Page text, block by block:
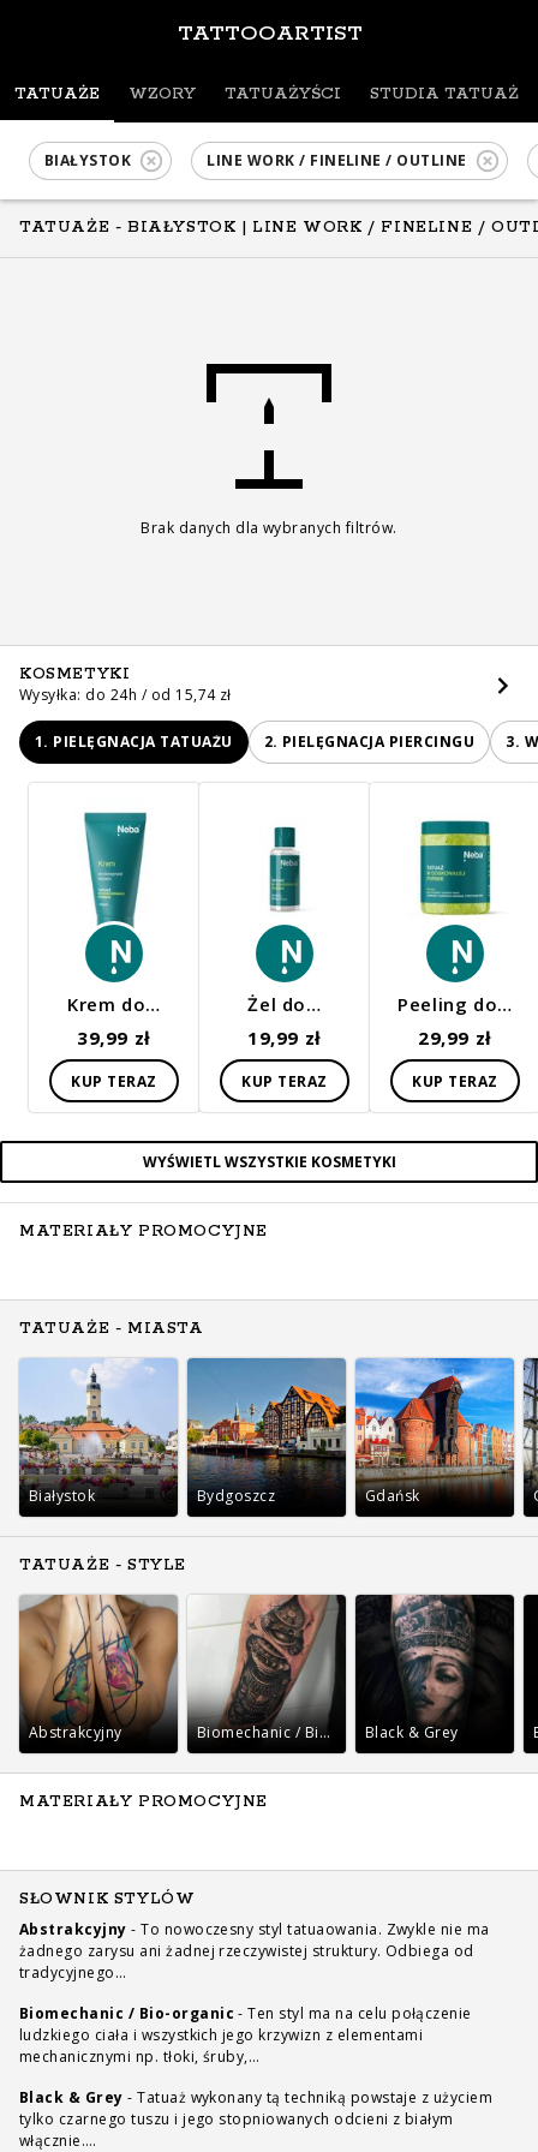
TATTOOARTIST
TATUAŻE WZORY TATUAŻYŚCI STUDIA TATUAŻU
BIAŁYSTOK LINE WORK / FINELINE / OUTLINE
TATUAŻE - BIAŁYSTOK | LINE WORK / FINELINE /
Brak danych dla wybranych filtrów.
KOSMETYKI
Wysyłka: do 24h / od 15,74 zł
1. PIELĘGNACJA TATUAŻU 2. PIELĘGNACJA PIERCINGU 3.
Krem do…
39,99 zł
KUP TERAZ
Żel do…
19,99 zł
KUP TERAZ
Peeling do…
29,99 zł
KUP TERAZ
WYŚWIETL WSZYSTKIE KOSMETYKI
MATERIAŁY PROMOCYJNE
TATUAŻE - MIASTA
Białystok Bydgoszcz Gdańsk
TATUAŻE - STYLE
Abstrakcyjny Biomechanic / Bio-organic Black & Grey
MATERIAŁY PROMOCYJNE
SŁOWNIK STYLÓW
Abstrakcyjny - To nowoczesny styl tatuaowania. Zwykle nie ma
żadnego zarysu ani żadnej rzeczywistej struktury. Odbiega od
tradycyjnego…
Biomechanic / Bio-organic - Ten styl ma na celu połączenie
ludzkiego ciała i wszystkich jego krzywizn z elementami
mechanicznymi np. tłoki, śruby,…
Black & Grey - Tatuaż wykonany tą techniką powstaje z użyciem
tylko czarnego tuszu i jego stopniowanych odcieni z białym
włącznie.…